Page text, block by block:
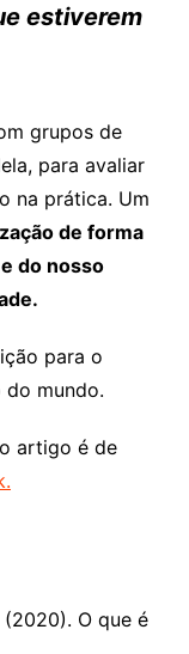
estiverem
grupos de
para avaliar
na prática. Um
de forma
do nosso
para o
mundo.
artigo é de
O que é